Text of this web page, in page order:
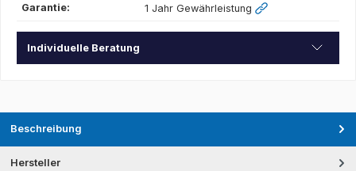
Garantie: 1 Jahr Gewährleistung
Individuelle Beratung
Beschreibung
Hersteller